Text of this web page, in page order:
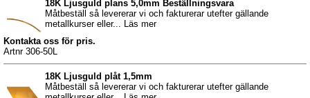
18K Ljusguld plans 5,0mm Beställningsvara
Måtbeställ så levererar vi och fakturerar utefter gällande
metallkurser eller... Läs mer
Kontakta oss för pris.
Artnr 306-50L
18K Ljusguld plåt 1,5mm
Måtbeställ så levererar vi och fakturerar utefter gällande